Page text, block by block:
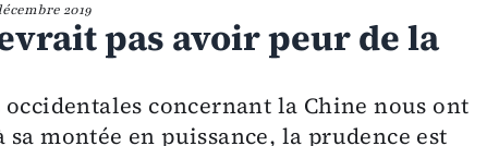
2019
pas avoir peur de la
concernant la Chine nous ont
montée en puissance, la prudence est